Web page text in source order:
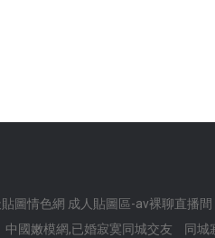
圖情色網 成人貼圖區-av裸聊直播間
中國嫩模網,已婚寂寞同城交友 同城